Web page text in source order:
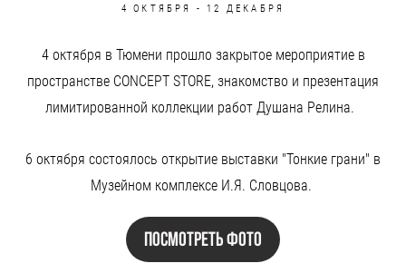
4 ОКТЯБРЯ - 12 ДЕКАБРЯ
4 октября в Тюмени прошло закрытое мероприятие в
пространстве CONCEPT STORE, знакомство и презентация
лимитированной коллекции работ Душана Релина.
6 октября состоялось открытие выставки "Тонкие грани" в
Музейном комплексе И.Я. Словцова.
посмотреть фото